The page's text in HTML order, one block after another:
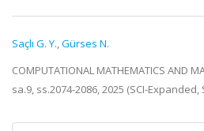
Saçlı G. Y.,Gürses N.
COMPUTATIONAL MATHEMATICS AND
sa.9, ss.2074-2086, 2025 (SCI-Expanded,